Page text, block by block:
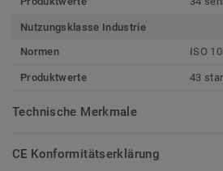
Nutzungsklasse Industrie
Normen
ISO
Produktwerte 43
Technische Merkmale
CE Konformitätserklärung